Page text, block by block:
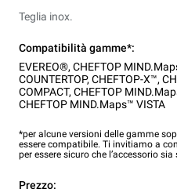
Teglia inox.
Compatibilità gamme*:
EVEREO®, CHEFTOP
COUNTERTOP, CHEFTOP-X™,
COMPACT, CHEFTOP
CHEFTOP MIND.Maps™ VISTA
*per alcune versioni delle gamme
essere compatibile. Ti invitiamo a
per essere sicuro che l’accessorio
Prezzo: